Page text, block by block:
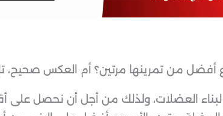
أفضل من تمرينها مرتين؟ أم العكس صحيح،
العضلات، ولذلك من أجل أن نحصل على